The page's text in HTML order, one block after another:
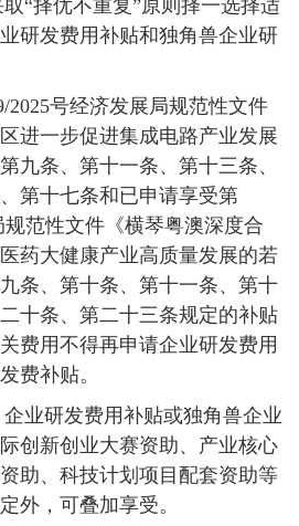
择优不重复”原则择一选择适
研发费用补贴和独角兽企业研
号经济发展局规范性文件
进一步促进集成电路产业发展
九条、第十一条、第十三条、
第十七条和已申请享受第
规范性文件《横琴粤澳深度合
药大健康产业高质量发展的若
条、第十条、第十一条、第十
十条、第二十三条规定的补贴
费用不得再申请企业研发费用
费补贴。
研发费用补贴或独角兽企业
创新创业大赛资助、产业核心
助、科技计划项目配套资助等
外，可叠加享受。